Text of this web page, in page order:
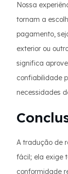
Nossa
tornam a
pagamento,
exterior ou
significa
confiabilidade
necessidades
A tradução de
fácil; ela exige
conformidade